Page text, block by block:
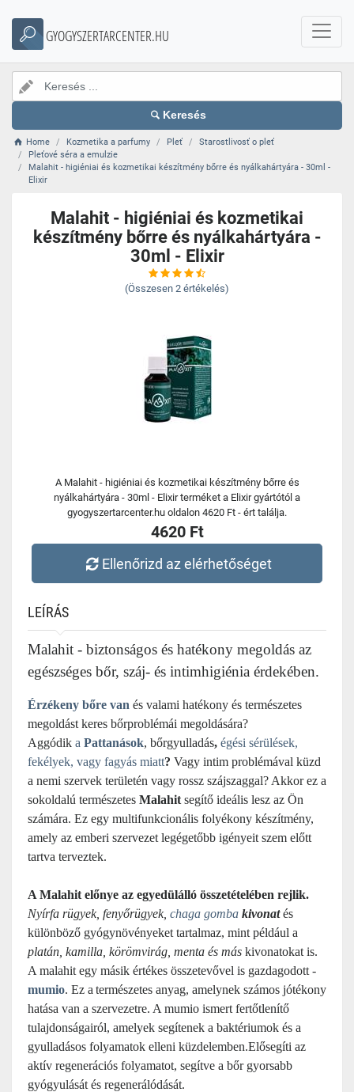
GYOGYSZERTARCENTER.HU
Keresés
Home Kozmetika a parfumy Pleť
Starostlivosť o pleť
Pleťové séra a emulzie
Malahit - higiéniai és kozmetikai készítmény bőrre és nyálkahártyára - 30ml -
Elixir
Malahit - higiéniai és kozmetikai
készítmény bőrre és nyálkahártyára -
30ml - Elixir
(Összesen 2 értékelés)
A Malahit - higiéniai és kozmetikai készítmény bőrre és
nyálkahártyára - 30ml - Elixir terméket a Elixir gyártótól a
gyogyszertarcenter.hu oldalon 4620 Ft - ért találja.
4620 Ft
Ellenőrizd az elérhetőséget
LEÍRÁS
Malahit - biztonságos és hatékony megoldás az
egészséges bőr, száj- és intimhigiénia érdekében.
Érzékeny bőre van és valami hatékony és természetes
megoldást keres bőrproblémái megoldására?
Aggódik a Pattanások, bőrgyulladás, égési sérülések,
fekélyek, vagy fagyás miatt? Vagy intim problémával küzd
a nemi szervek területén vagy rossz szájszaggal? Akkor ez a
sokoldalú természetes Malahit segítő ideális lesz az Ön
számára. Ez egy multifunkcionális folyékony készítmény,
amely az emberi szervezet legégetőbb igényeit szem előtt
tartva terveztek.
A Malahit előnye az egyedülálló összetételében rejlik.
Nyírfa rügyek, fenyőrügyek, chaga gomba kivonatés
különböző gyógynövényeket tartalmaz, mint például a
platán, kamilla, körömvirág, menta és más kivonatokat is.
A malahit egy másik értékes összetevővel is gazdagodott -
mumio. Ez a természetes anyag, amelynek számos jótékony
hatása van a szervezetre. A mumio ismert fertőtlenítő
tulajdonságairól, amelyek segítenek a baktériumok és a
gyulladásos folyamatok elleni küzdelemben.Elősegíti az
aktív regenerációs folyamatot, segítve a bőr gyorsabb
gyógyulását és regenerálódását.